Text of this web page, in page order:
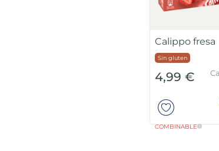
Calippo fresa
Sin gluten
4,99 €
COMBINABLE